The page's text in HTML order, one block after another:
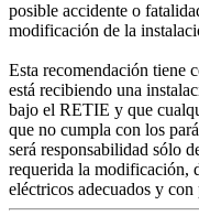
posible accidente o
modificación de la
Esta recomendación tiene
está recibiendo una
bajo el RETIE y que
que no cumpla con los
será responsabilidad sólo
requerida la modificación,
eléctricos adecuados y